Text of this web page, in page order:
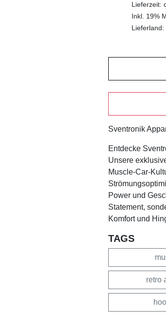
Lieferzeit:
Inkl. 19%
Sventronik
Entdecke
Unsere
Muscle-Car-
Power und
Statement,
Komfort und
TAGS
retro